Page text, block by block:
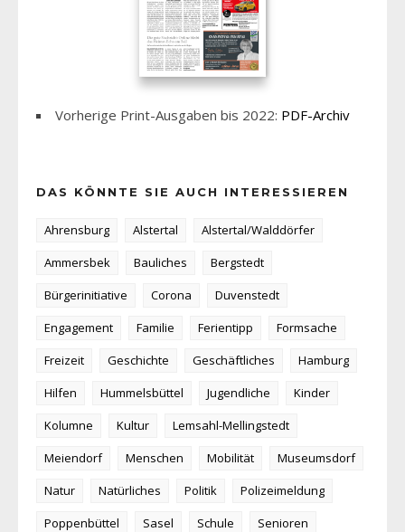
Vorherige Print-Ausgaben bis 2022: PDF-Archiv
DAS KÖNNTE SIE AUCH INTERESSIEREN
Ahrensburg Alstertal
Alstertal/Walddörfer
Ammersbek
Bauliches
Bergstedt
Bürgerinitiative
Corona
Duvenstedt
Engagement
Familie Ferientipp
Formsache
Freizeit
Geschichte Geschäftliches
Hamburg
Hilfen
Hummelsbüttel Jugendliche
Kinder
Kolumne
Kultur
Lemsahl-Mellingstedt
Meiendorf
Menschen Mobilität
Museumsdorf
Natur
Natürliches Politik
Polizeimeldung
Poppenbüttel
Sasel Schule
Senioren